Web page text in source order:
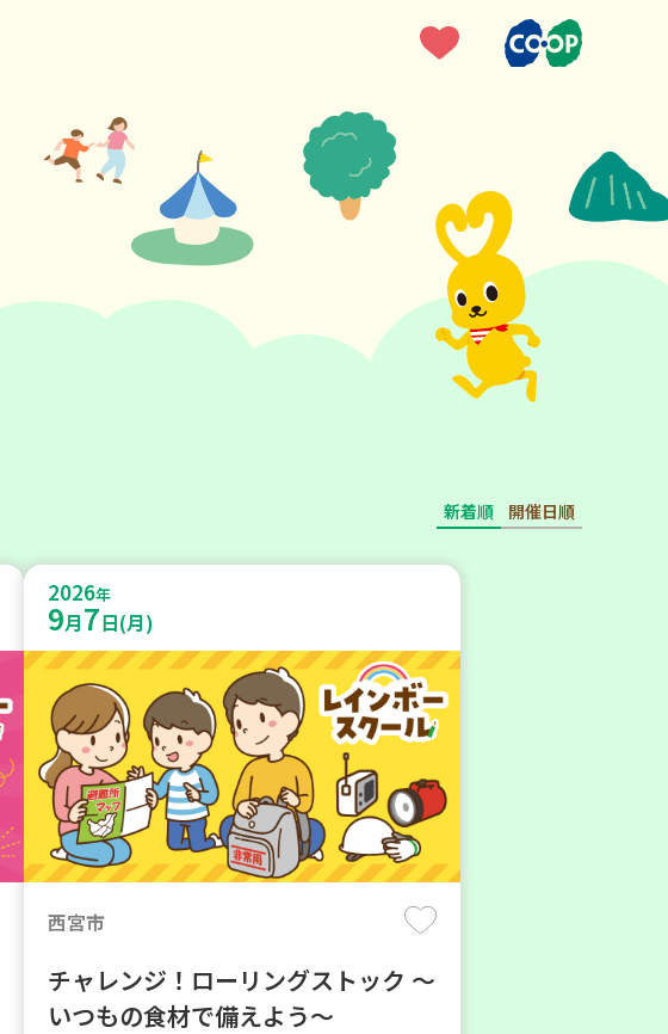
新着順 開催日順
2026年
9月7日(月)
西宮市
チャレンジ！ローリングストック ～
いつもの食材で備えよう～